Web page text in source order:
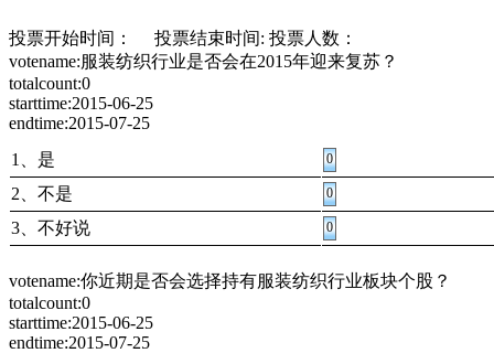
投票开始时间： 投票结束时间: 投票人数：
votename:服装纺织行业是否会在2015年迎来复苏？
totalcount:0
starttime:2015-06-25
endtime:2015-07-25
1、是
0
2、不是 0
3、不好说 0
votename:你近期是否会选择持有服装纺织行业板块个股？
totalcount:0
starttime:2015-06-25
endtime:2015-07-25